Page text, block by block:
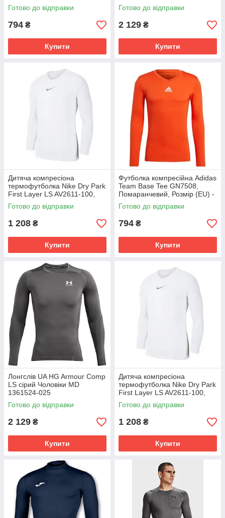
Готово до відправки
794 ₴
Купити
Готово до відправки
2 129 ₴
Купити
Дитяча компресіона
термофутболка Nike Dry Park
First Layer LS AV2611-100,
Білий, Розмір (EU) - 164cm
Готово до відправки
1 208 ₴
Купити
Футболка компресійна Adidas
Team Base Tee GN7508,
Помаранчевий, Розмір (EU) -
XS
Готово до відправки
794 ₴
Купити
Лонгслів UA HG Armour Comp
LS сірий Чоловіки MD
1361524-025
Готово до відправки
2 129 ₴
Купити
Дитяча компресіона
термофутболка Nike Dry Park
First Layer LS AV2611-100,
Білий, Розмір (EU) - 122cm
Готово до відправки
1 208 ₴
Купити